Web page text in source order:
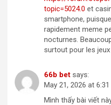
topic=5024.0 et
smartphone,
rapidement meme
nocturnes.
surtout pour les jeux
66b bet says:
May 21, 2026 at 6:31
Mình thấy bài viết